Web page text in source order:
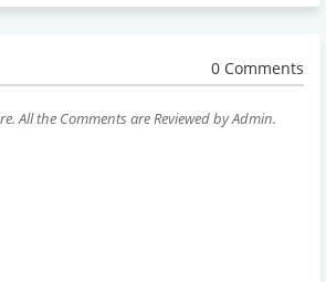
0 Comments
All the Comments are Reviewed by Admin.